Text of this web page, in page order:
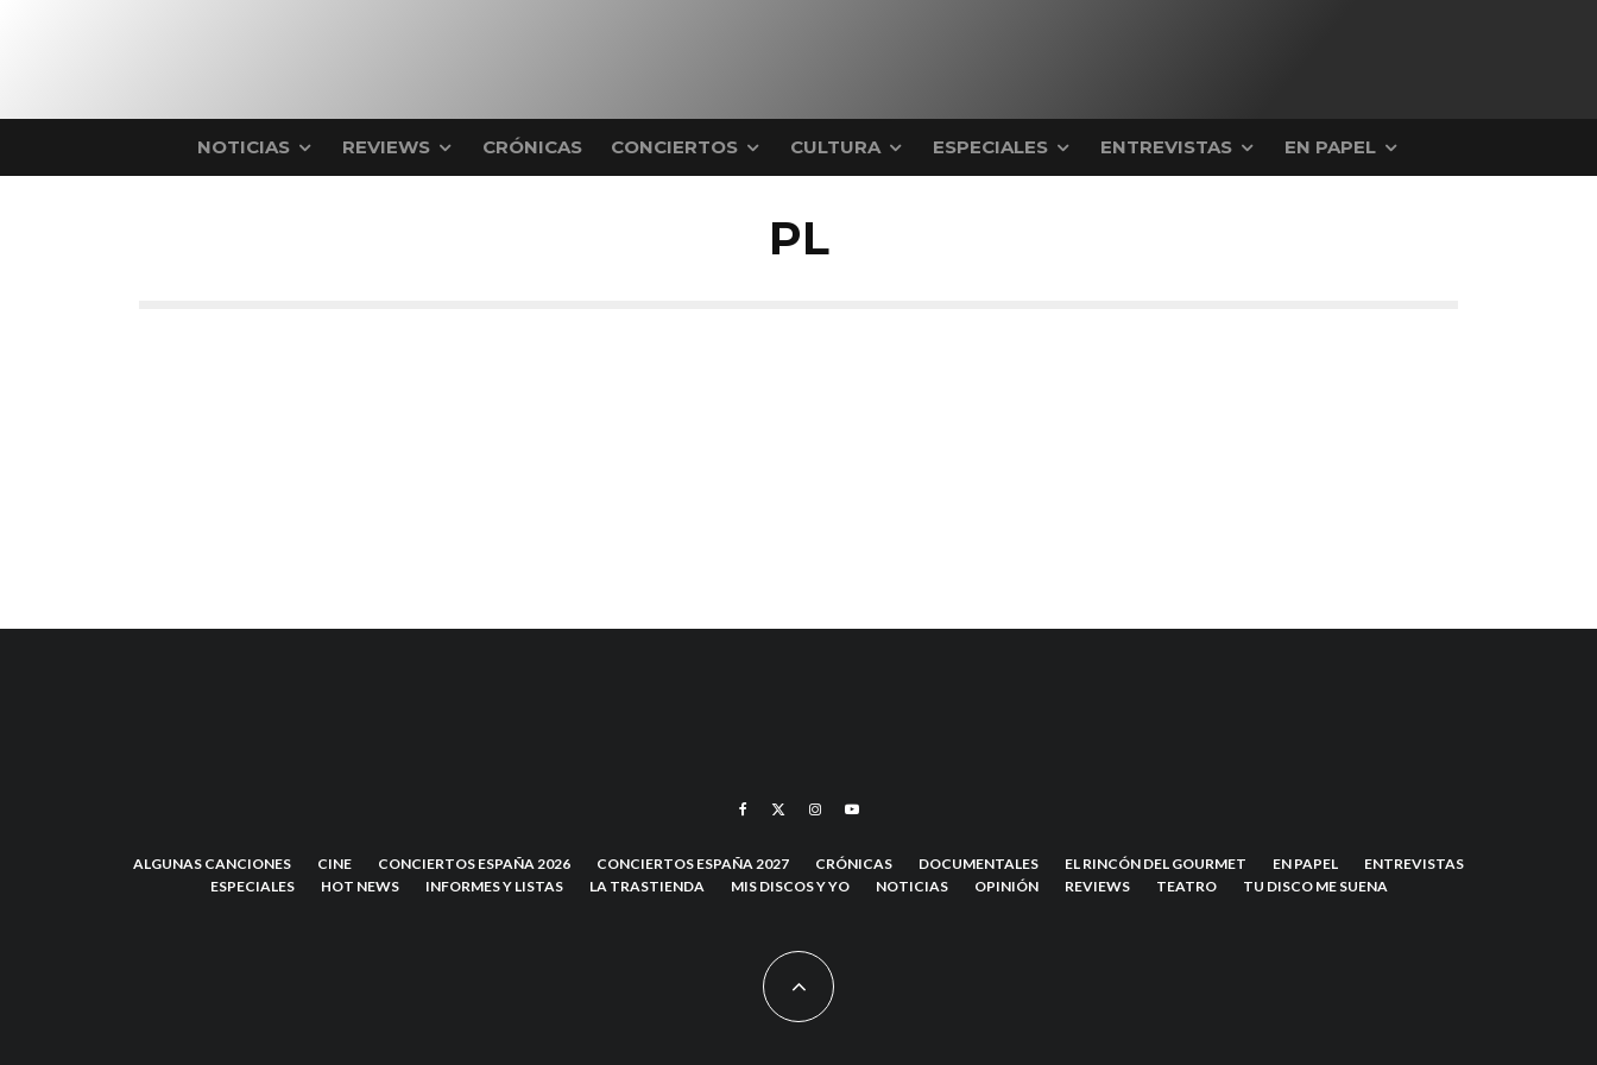
NOTICIAS REVIEWS CRÓNICAS CONCIERTOS CULTURA ESPECIALES ENTREVISTAS EN PAPEL
PL
ALGUNAS CANCIONES CINE CONCIERTOS ESPAÑA 2026 CONCIERTOS ESPAÑA 2027 CRÓNICAS DOCUMENTALES EL RINCÓN DEL GOURMET EN PAPEL
ENTREVISTAS
ESPECIALES
HOT NEWS INFORMES Y LISTAS LA TRASTIENDA MIS DISCOS Y YO NOTICIAS OPINIÓN REVIEWS TEATRO TU DISCO ME SUENA